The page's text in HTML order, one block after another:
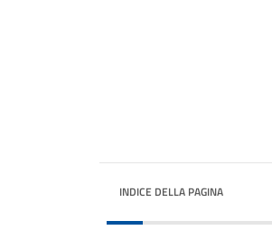
INDICE DELLA PAGINA